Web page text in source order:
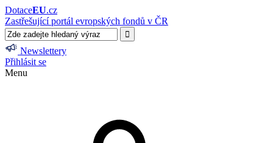
DotaceEU.cz
Zastřešující portál evropských fondů v ČR
Newslettery
Přihlásit se
Menu